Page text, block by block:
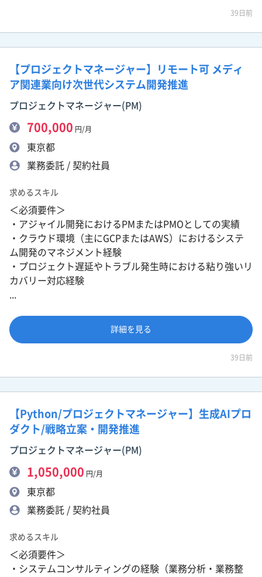
39日前
【プロジェクトマネージャー】リモート可 メディ
ア関連業向け次世代システム開発推進
プロジェクトマネージャー(PM)
700,000 円/月
東京都
業務委託 / 契約社員
求めるスキル
＜必須要件＞
・アジャイル開発におけるPMまたはPMOとしての実績
・クラウド環境（主にGCPまたはAWS）におけるシステ
ム開発のマネジメント経験
・プロジェクト遅延やトラブル発生時における粘り強いリ
カバリー対応経験
詳細を見る
39日前
【Python/プロジェクトマネージャー】生成AIプロ
ダクト/戦略立案・開発推進
プロジェクトマネージャー(PM)
1,050,000 円/月
東京都
業務委託 / 契約社員
求めるスキル
＜必須要件＞
・システムコンサルティングの経験（業務分析・業務整